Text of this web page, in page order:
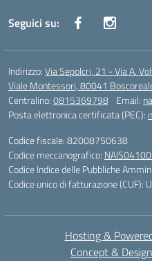
Seguici su:
Indirizzo:Via Sepolcri, 21 - Via A.
Viale Montessori, 80041
Centralino:0815369798 Email:
Posta elettronica certificata (PEC):
Codice fiscale: 82008750638
Codice meccanografico:
Codice Indice delle Pubbliche
Codice unico di fatturazione (CUF):
Hosting &
Concept &